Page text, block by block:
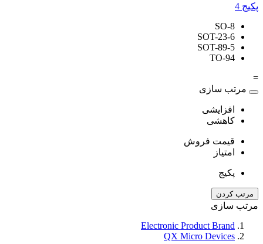
پکیج 4
SO-8
SOT-23-6
SOT-89-5
TO-94
=
مرتب سازی
افزایشی
کاهشی
قیمت فروش
امتیاز
پکیج
مرتب کردن
مرتب سازی
Electronic Product Brand
QX Micro Devices